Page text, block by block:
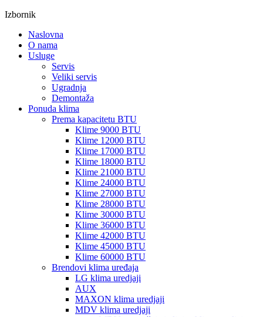
Izbornik
Naslovna
O nama
Usluge
Servis
Veliki servis
Ugradnja
Demontaža
Ponuda klima
Prema kapacitetu BTU
Klime 9000 BTU
Klime 12000 BTU
Klime 17000 BTU
Klime 18000 BTU
Klime 21000 BTU
Klime 24000 BTU
Klime 27000 BTU
Klime 28000 BTU
Klime 30000 BTU
Klime 36000 BTU
Klime 42000 BTU
Klime 45000 BTU
Klime 60000 BTU
Brendovi klima uređaja
LG klima uredjaji
AUX
MAXON klima uredjaji
MDV klima uredjaji